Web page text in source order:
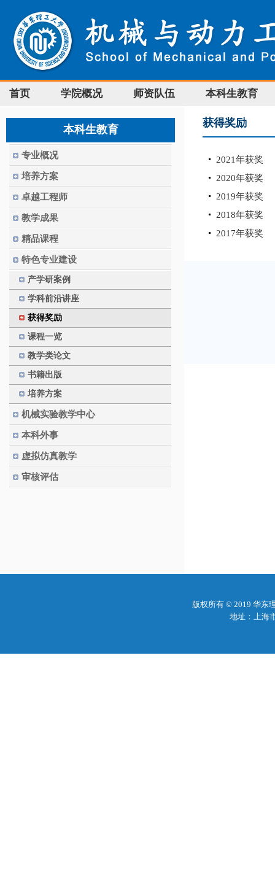
首页 学院概况 师资队伍 本科生教育
本科生教育
专业概况
培养方案
卓越工程师
教学成果
精品课程
特色专业建设
产学研案例
学科前沿讲座
获得奖励
课程一览
教学类论文
书籍出版
培养方案
机械实验教学中心
本科外事
虚拟仿真教学
审核评估
获得奖励
2021年获奖
2020年获奖
2019年获奖
2018年获奖
2017年获奖
版权所有 © 2019 华东
地址：上海